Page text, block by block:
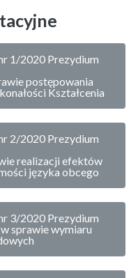
1/2020 Prezydium
postępowania
Kształcenia
2/2020 Prezydium
realizacji efektów
języka obcego
3/2020 Prezydium
sprawie wymiaru